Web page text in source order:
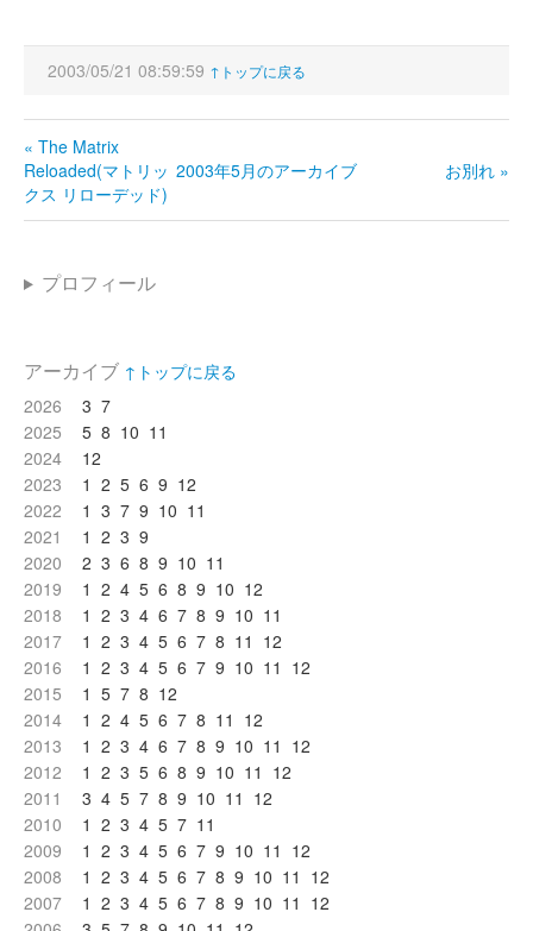
2003/05/21 08:59:59 ↑トップに戻る
« The Matrix
Reloaded(マトリッ
クス リローデッド)
2003年5月のアーカイブ お別れ »
プロフィール
アーカイブ ↑トップに戻る
2026
3 7
2025
5 8 10 11
2024
12
2023
1 2 5 6 9 12
2022
1 3 7 9 10 11
2021
1 2 3 9
2020
2 3 6 8 9 10 11
2019
1 2 4 5 6 8 9 10 12
2018
1 2 3 4 6 7 8 9 10 11
2017
1 2 3 4 5 6 7 8 11 12
2016
1 2 3 4 5 6 7 9 10 11 12
2015
1 5 7 8 12
2014
1 2 4 5 6 7 8 11 12
2013
1 2 3 4 6 7 8 9 10 11 12
2012
1 2 3 5 6 8 9 10 11 12
2011
3 4 5 7 8 9 10 11 12
2010
1 2 3 4 5 7 11
2009
1 2 3 4 5 6 7 9 10 11 12
2008
1 2 3 4 5 6 7 8 9 10 11 12
2007
1 2 3 4 5 6 7 8 9 10 11 12